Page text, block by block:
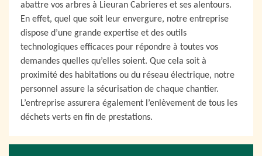
abattre vos arbres à Lieuran Cabrieres et ses alentours.
En effet, quel que soit leur envergure, notre entreprise
dispose d’une grande expertise et des outils
technologiques efficaces pour répondre à toutes vos
demandes quelles qu’elles soient. Que cela soit à
proximité des habitations ou du réseau électrique, notre
personnel assure la sécurisation de chaque chantier.
L’entreprise assurera également l’enlèvement de tous les
déchets verts en fin de prestations.